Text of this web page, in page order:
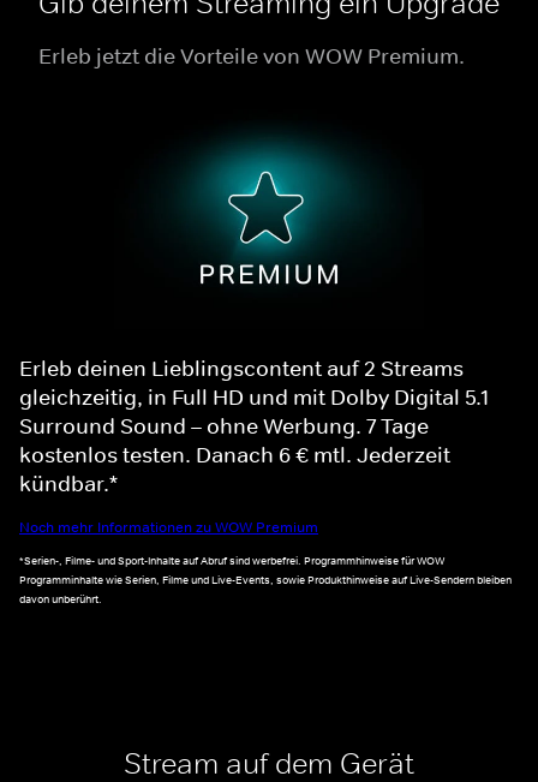
Erleb jetzt die Vorteile von WOW Premium.
Erleb deinen Lieblingscontent auf 2 Streams
gleichzeitig, in Full HD und mit Dolby Digital 5.1
Surround Sound – ohne Werbung. 7 Tage
kostenlos testen. Danach 6 € mtl. Jederzeit
kündbar.*
Noch mehr Informationen zu WOW Premium
*Serien-, Filme- und Sport-Inhalte auf Abruf sind werbefrei. Programmhinweise für WOW
Programminhalte wie Serien, Filme und Live-Events, sowie Produkthinweise auf Live-Sendern bleiben
davon unberührt.
Stream auf dem Gerät